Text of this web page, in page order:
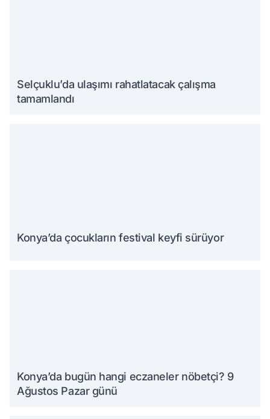
Selçuklu’da ulaşımı rahatlatacak çalışma
tamamlandı
Konya’da çocukların festival keyfi sürüyor
Konya’da bugün hangi eczaneler nöbetçi? 9
Ağustos Pazar günü